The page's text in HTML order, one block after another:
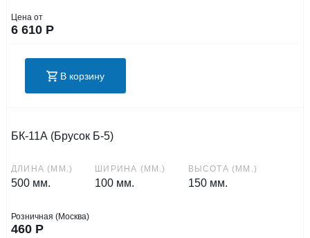
Цена от
6 610 Р
В корзину
БК-11А (Брусок Б-5)
ДЛИНА (ММ.)
500 мм.
ШИРИНА (ММ.)
100 мм.
ВЫСОТА (ММ.)
150 мм.
Розничная (Москва)
460 Р